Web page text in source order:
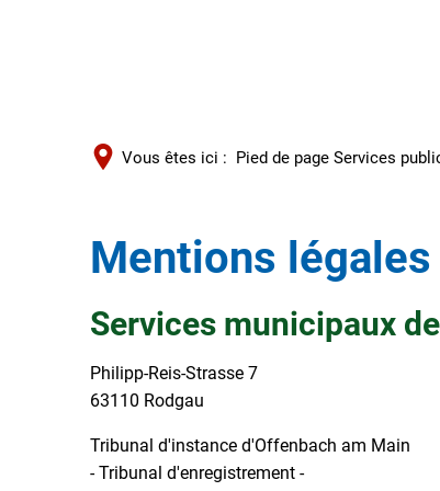
Vous êtes ici : Pied de page Services
Mentions
Services municipaux
Philipp-Reis-Strasse 7
63110 Rodgau
Tribunal d'instance d'Offenbach am Main
- Tribunal d'enregistrement -